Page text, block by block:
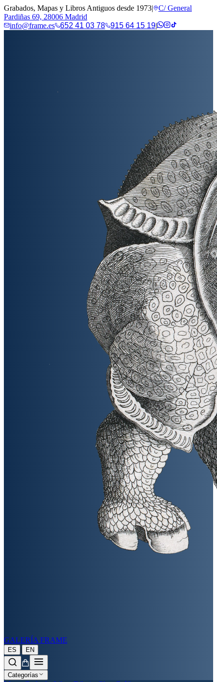
Grabados, Mapas y Libros Antiguos desde 1973|
C/ General
Pardiñas 69, 28006 Madrid
info@frame.es
652 41 03 78 915 64 15 19|
GALERÍA FRAME
ES | EN
Categorías